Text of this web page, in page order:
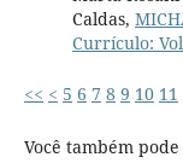
Caldas,
Currículo:
<< < 5 6 7 8 9 10 11
Você também pode